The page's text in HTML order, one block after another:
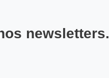
newsletters.